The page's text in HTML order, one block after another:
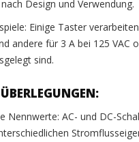
Design und Verwendung.
Einige Taster
andere für 3 A bei 125 VAC
sind.
Nennwerte: AC- und DC-